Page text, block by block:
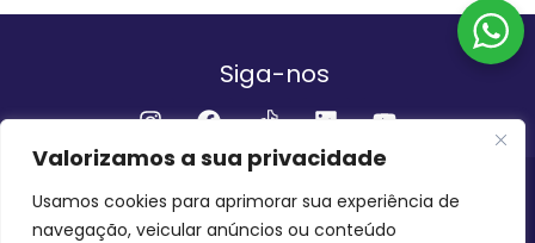
Valorizamos a sua privacidade
Usamos cookies para aprimorar sua experiência de
navegação, veicular anúncios ou conteúdo
Siga-nos
Institucional
QUEM SOMOS FALE CONOSCO